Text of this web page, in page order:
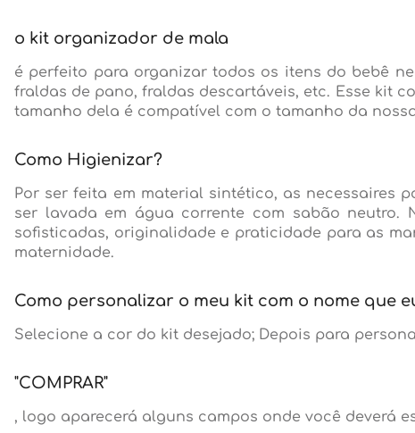
o kit organizador de mala
é perfeito para organizar todos os itens do bebê
fraldas de pano, fraldas descartáveis, etc. Esse kit
tamanho dela é compatível com o tamanho da
Como Higienizar?
Por ser feita em material sintético, as necessaires
ser lavada em água corrente com sabão neutro.
sofisticadas, originalidade e praticidade para as
maternidade.
Como personalizar o meu kit com o nome que
Selecione a cor do kit desejado; Depois para
"COMPRAR"
, logo aparecerá alguns campos onde você deverá